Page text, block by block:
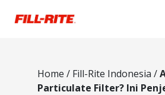
Home / Fill-Rite Indonesia /
Particulate Filter? Ini